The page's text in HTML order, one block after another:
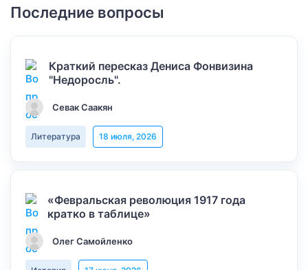
Последние вопросы
Краткий пересказ Дениса Фонвизина
"Недоросль".
Севак Саакян
Литература 18 июля, 2026
«Февральская революция 1917 года
кратко в таблице»
Олег Самойленко